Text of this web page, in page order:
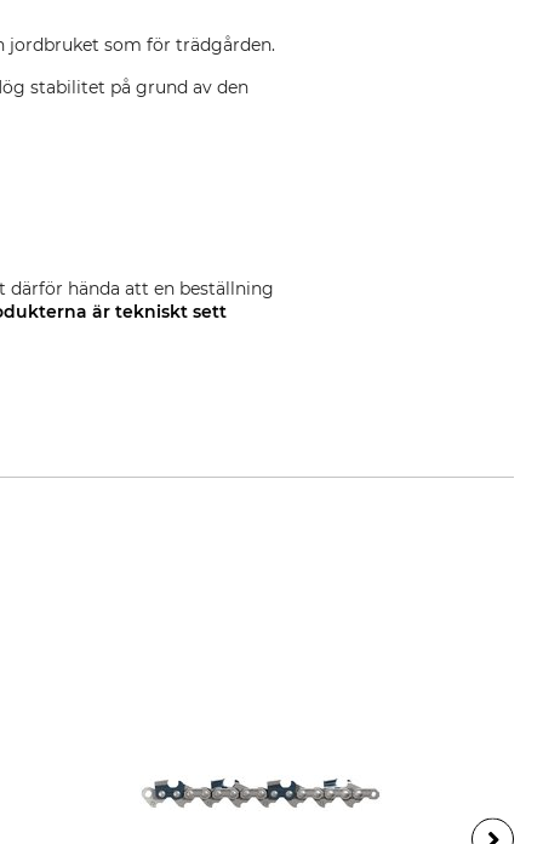
jordbruket som för trädgården.
stabilitet på grund av den
därför hända att en beställning
är tekniskt sett